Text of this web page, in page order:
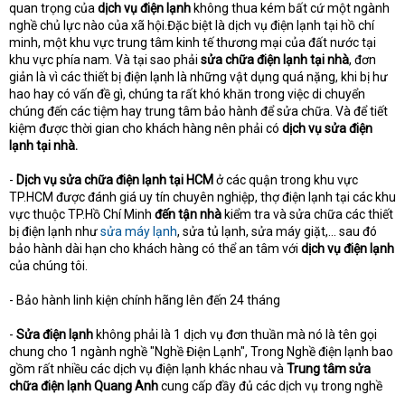
quan trọng củadịch vụ điện lạnh không thua kém bất cứ một ngành
nghề chủ lực nào của xã hội.Đặc biệt là dịch vụ điện lạnh tại hồ chí
minh, một khu vực trung tâm kinh tế thương mại của đất nước tại
khu vực phía nam. Và tại sao phải sửa chữa điện lạnh tại nhà, đơn
giản là vì các thiết bị điện lạnh là những vật dụng quá nặng, khi bị hư
hao hay có vấn đề gì, chúng ta rất khó khăn trong việc di chuyển
chúng đến các tiệm hay trung tâm bảo hành để sửa chữa. Và để tiết
kiệm được thời gian cho khách hàng nên phải có dịch vụ sửa điện
lạnh tại nhà.
- Dịch vụ sửa chữa điện lạnh tại HCM ở các quận trong khu vực
TP.HCM được đánh giá uy tín chuyên nghiệp, thợ điện lạnh tại các khu
vực thuộc TP.Hồ Chí Minh đến tận nhà kiểm tra và sửa chữa các thiết
bị điện lạnh nhưsửa máy lạnh, sửa tủ lạnh, sửa máy giặt,... sau đó
bảo hành dài hạn cho khách hàng có thể an tâm với dịch vụ điện lạnh
của chúng tôi.
- Bảo hành linh kiện chính hãng lên đến 24 tháng
- Sửa điện lạnh không phải là 1 dịch vụ đơn thuần mà nó là tên gọi
chung cho 1 ngành nghề "Nghề Điện Lạnh", Trong Nghề điện lạnh bao
gồm rất nhiều các dịch vụ điện lạnh khác nhau vàTrung tâm sửa
chữa điện lạnh Quang Anhcung cấp đầy đủ các dịch vụ trong nghề